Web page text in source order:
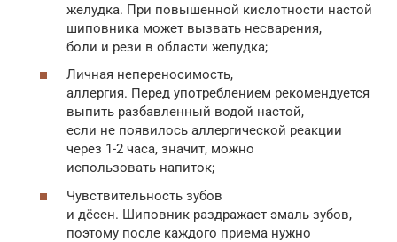
желудка. При повышенной кислотности настой
шиповника может вызвать несварения,
боли и рези в области желудка;
Личная непереносимость,
аллергия. Перед употреблением рекомендуется
выпить разбавленный водой настой,
если не появилось аллергической реакции
через 1-2 часа, значит, можно
использовать напиток;
Чувствительность зубов
и дёсен. Шиповник раздражает эмаль зубов,
поэтому после каждого приема нужно